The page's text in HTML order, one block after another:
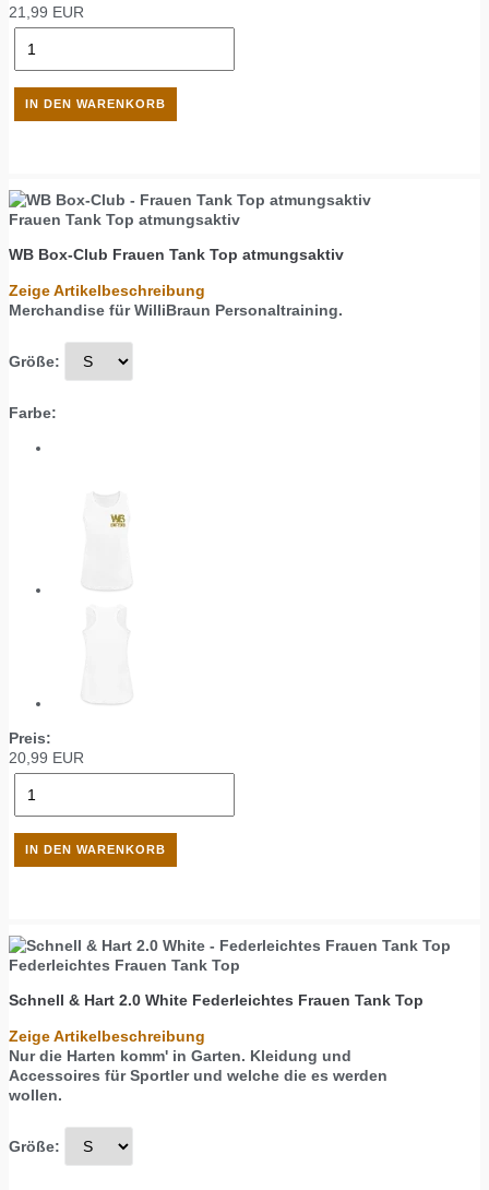
21,99 EUR
Frauen Tank Top atmungsaktiv
WB Box-Club Frauen Tank Top atmungsaktiv
Zeige Artikelbeschreibung
Merchandise für WilliBraun Personaltraining.
Größe:
Farbe:
Preis:
20,99 EUR
Federleichtes Frauen Tank Top
Schnell & Hart 2.0 White Federleichtes Frauen Tank Top
Zeige Artikelbeschreibung
Nur die Harten komm' in Garten. Kleidung und
Accessoires für Sportler und welche die es werden
wollen.
Größe: